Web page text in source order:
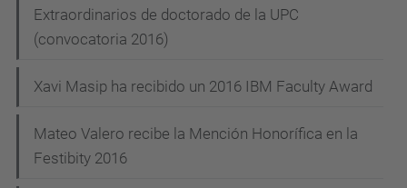
Extraordinarios de doctorado de la UPC
(convocatoria 2016)
Xavi Masip ha recibido un 2016 IBM Faculty Award
Mateo Valero recibe la Mención Honorífica en la
Festibity 2016